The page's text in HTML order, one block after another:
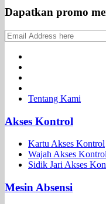
Dapatkan promo
Tentang Kami
Akses Kontrol
Kartu Akses Kontrol
Wajah Akses Kontrol
Sidik Jari Akses
Mesin Absensi